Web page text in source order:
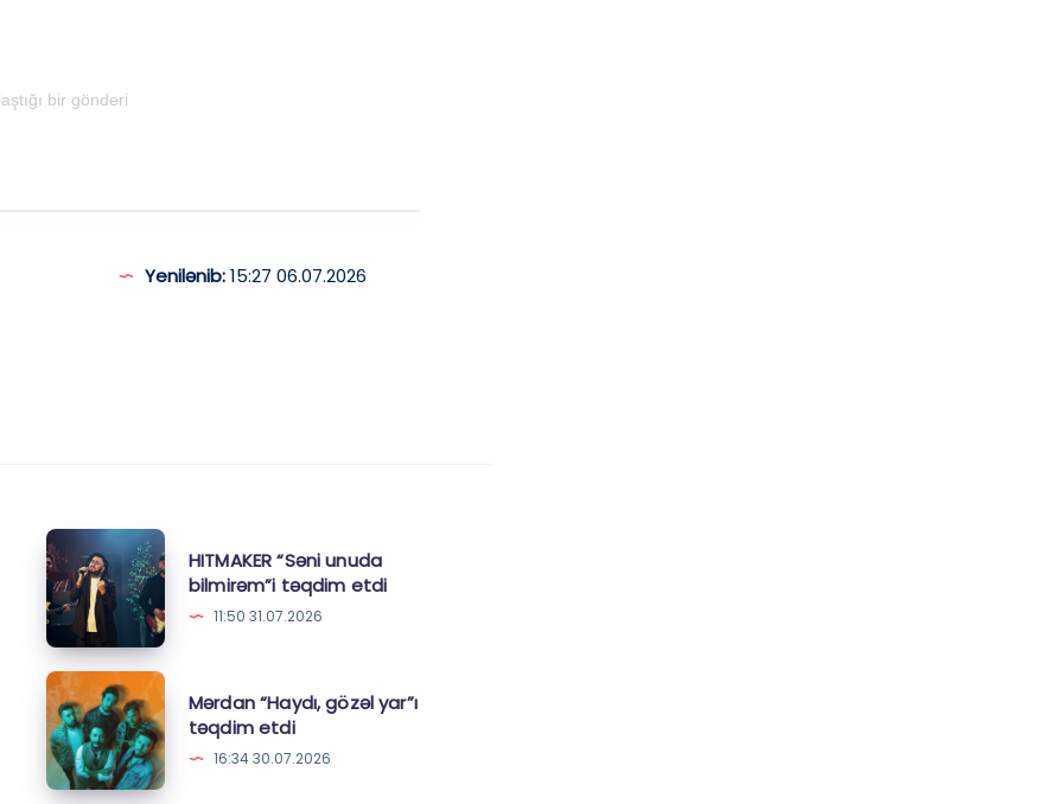
bir gönderi
Yenilənib:15:27 06.07.2026
HITMAKER
“Səni
unuda
bilmirəm”i
təqdim
etdi
HITMAKER “Səni unuda
bilmirəm”i təqdim etdi
11:50 31.07.2026
Mərdan
“Haydı,
gözəl
yar”ı
Mərdan “Haydı, gözəl yar”ı
təqdim etdi
16:34 30.07.2026